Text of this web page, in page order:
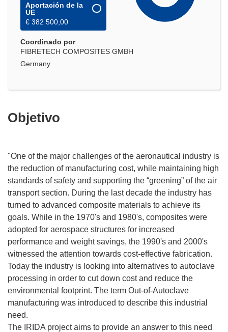
Aportación de la
UE
€ 382 500,00
Coordinado por
FIBRETECH COMPOSITES GMBH
Germany
Objetivo
"One of the major challenges of the aeronautical industry is
the reduction of manufacturing cost, while maintaining high
standards of safety and supporting the “greening” of the air
transport section. During the last decade the industry has
turned to advanced composite materials to achieve its
goals. While in the 1970's and 1980's, composites were
adopted for aerospace structures for increased
performance and weight savings, the 1990's and 2000's
witnessed the attention towards cost-effective fabrication.
Today the industry is looking into alternatives to autoclave
processing in order to cut down cost and reduce the
environmental footprint. The term Out-of-Autoclave
manufacturing was introduced to describe this industrial
need.
The IRIDA project aims to provide an answer to this need